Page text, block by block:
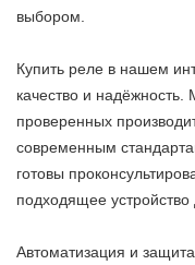
выбором.
Купить реле в нашем
качество и
проверенных
современным
готовы
подходящее устройство
Автоматизация и